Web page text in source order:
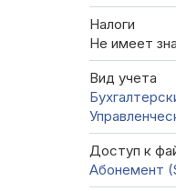
Налоги
Не имеет
Вид учета
Доступ к
Абонемент